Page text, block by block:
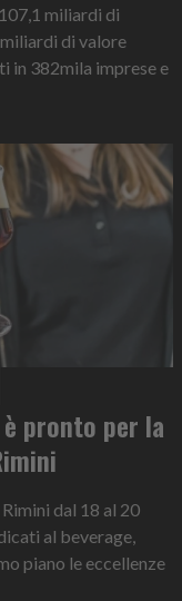
miliardi di
di valore
in 382mila imprese e
pronto per la
dal 18 al 20
al beverage,
piano le eccellenze